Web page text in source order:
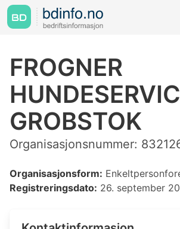
FROGNER
GROBSTOK
Organisasjonsnummer:
Organisasjonsform:
Registreringsdato: 26. september